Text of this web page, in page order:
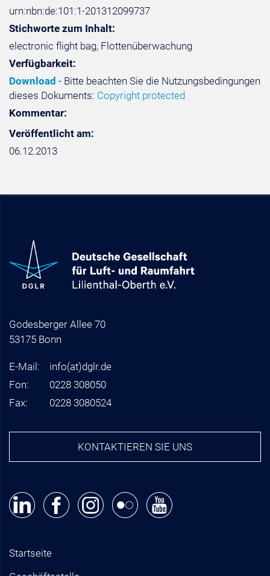
urn:nbn:de:101:1-201312099737
Stichworte zum Inhalt:
electronic flight bag, Flottenüberwachung
Verfügbarkeit:
Download - Bitte beachten Sie die Nutzungsbedingungen
dieses Dokuments: Copyright protected
Kommentar:
Veröffentlicht am:
06.12.2013
Godesberger Allee 70
53175 Bonn
E-Mail: info(at)dglr.de
Fon:
0228 308050
Fax:
0228 3080524
KONTAKTIEREN SIE UNS
Startseite